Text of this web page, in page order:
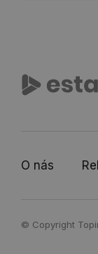
O nás
© Copyright